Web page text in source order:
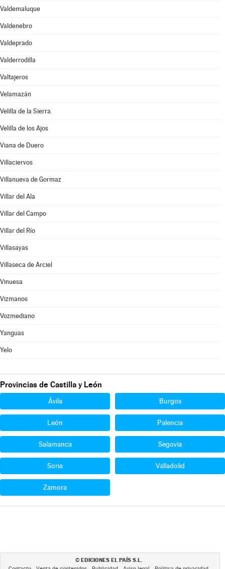
Valdemaluque
Valdenebro
Valdeprado
Valderrodilla
Valtajeros
Velamazán
Velilla de la Sierra
Velilla de los Ajos
Viana de Duero
Villaciervos
Villanueva de Gormaz
Villar del Ala
Villar del Campo
Villar del Río
Villasayas
Villaseca de Arciel
Vinuesa
Vizmanos
Vozmediano
Yanguas
Yelo
Provincias de Castilla y León
Ávila Burgos
León Palencia
Salamanca Segovia
Soria Valladolid
Zamora
© EDICIONES EL PAÍS S.L.